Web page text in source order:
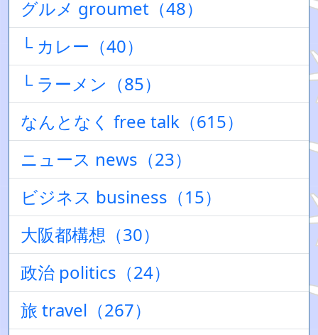
グルメ groumet（48）
└ カレー（40）
└ ラーメン（85）
なんとなく free talk（615）
ニュース news（23）
ビジネス business（15）
大阪都構想（30）
政治 politics（24）
旅 travel（267）